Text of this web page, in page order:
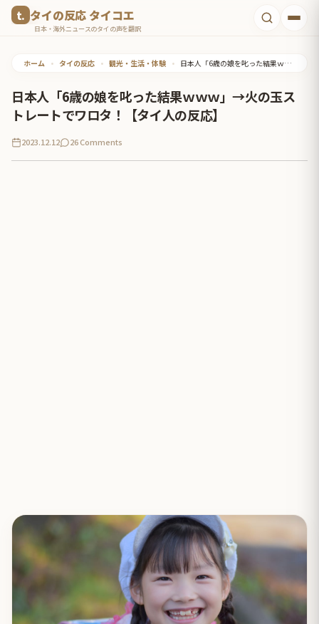
タイの反応 タイコエ
日本・海外ニュースのタイの声を翻訳
ホーム • タイの反応 • 観光・生活・体験 • 日本人「6歳の娘を叱った結果ｗｗｗ」→火の玉ストレートでワロタ！【タイ人の反応】
日本人「6歳の娘を叱った結果ｗｗｗ」→火の玉ス
トレートでワロタ！【タイ人の反応】
2023.12.12 26 Comments